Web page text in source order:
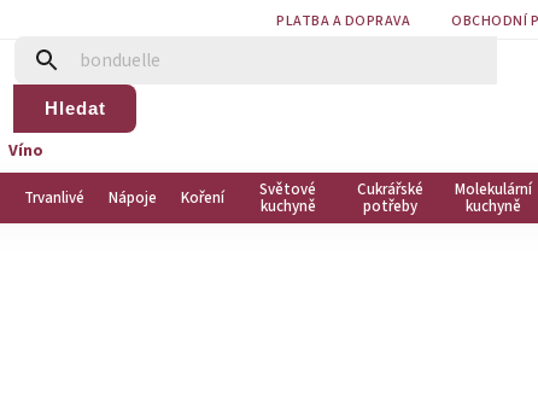
PLATBA A DOPRAVA OBCHODNÍ
Hledat
Víno
Trvanlivé Nápoje Koření Světové
kuchyně
Cukrářské
potřeby
Molekulární
kuchyně